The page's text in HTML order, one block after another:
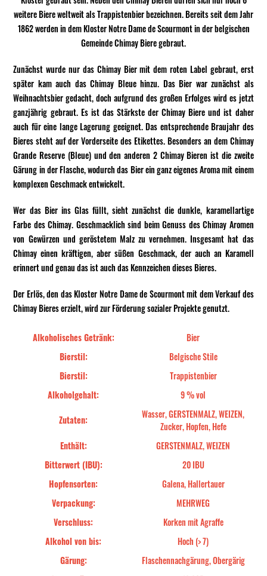
weitere Biere weltweit als Trappistenbier bezeichnen. Bereits seit dem Jahr
1862 werden in dem KlosterNotre Dame de Scourmont in der belgischen
Gemeinde Chimay Biere gebraut.
Zunächst wurde nur das Chimay Bier mit dem roten Label gebraut, erst
später kam auch das Chimay Bleue hinzu. Das Bier war zunächst als
Weihnachtsbier gedacht, doch aufgrund des großen Erfolges wird es jetzt
ganzjährig gebraut. Es ist das Stärkste der Chimay Biere und ist daher
auch für eine lange Lagerung geeignet. Das entsprechende Braujahr des
Bieres steht auf der Vorderseite des Etikettes. Besonders an dem Chimay
Grande Reserve (Bleue) und den anderen 2 Chimay Bieren ist die zweite
Gärung in der Flasche, wodurch das Bier ein ganz eigenes Aroma mit einem
komplexen Geschmack entwickelt.
Wer das Bier ins Glas füllt, sieht zunächst die dunkle, karamellartige
Farbe des Chimay. Geschmacklich sind beim Genuss des Chimay Aromen
von Gewürzen und geröstetem Malz zu vernehmen. Insgesamt hat das
Chimay einen kräftigen, aber süßen Geschmack, der auch an Karamell
erinnert und genau das ist auch das Kennzeichen dieses Bieres.
Der Erlös, den das Kloster Notre Dame de Scourmont mit dem Verkauf des
Chimay Bieres erzielt, wird zur Förderung sozialer Projekte genutzt.
Alkoholisches Getränk:
Bier
Bierstil:
Belgische Stile
Bierstil:
Trappistenbier
Alkoholgehalt:
9 % vol
Zutaten:
Wasser, GERSTENMALZ, WEIZEN,
Zucker, Hopfen, Hefe
Enthält:
GERSTENMALZ, WEIZEN
Bitterwert (IBU):
20 IBU
Hopfensorten:
Galena, Hallertauer
Verpackung:
MEHRWEG
Verschluss:
Korken mit Agraffe
Alkohol von bis:
Hoch (> 7)
Gärung:
Flaschennachgärung, Obergärig